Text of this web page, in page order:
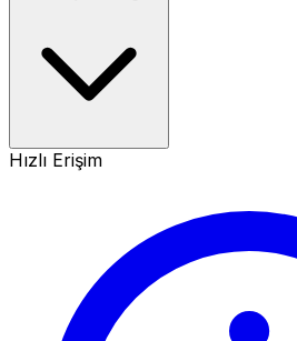
Hızlı Erişim